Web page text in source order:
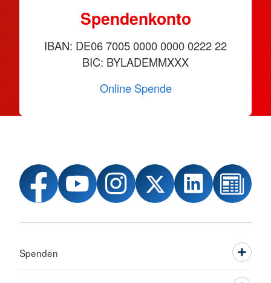
Spendenkonto
IBAN: DE06 7005 0000 0000 0222 22
BIC: BYLADEMMXXX
Online Spende
Spenden